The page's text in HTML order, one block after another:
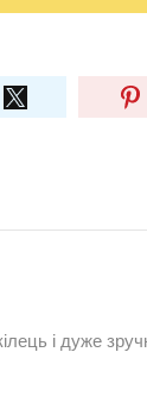
і дуже